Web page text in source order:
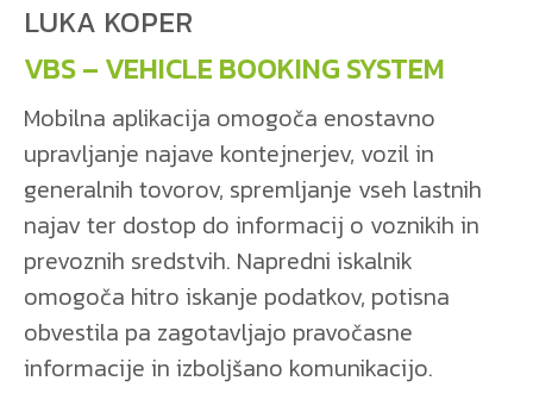
LUKA KOPER
VBS – VEHICLE BOOKING SYSTEM
Mobilna aplikacija omogoča enostavno
upravljanje najave kontejnerjev, vozil in
generalnih tovorov, spremljanje vseh lastnih
najav ter dostop do informacij o voznikih in
prevoznih sredstvih. Napredni iskalnik
omogoča hitro iskanje podatkov, potisna
obvestila pa zagotavljajo pravočasne
informacije in izboljšano komunikacijo.